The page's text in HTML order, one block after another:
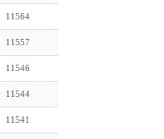
11564
11557
11546
11544
11541